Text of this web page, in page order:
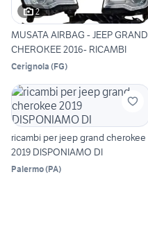
2
MUSATA AIRBAG - JEEP GRAND
CHEROKEE 2016- RICAMBI
Cerignola (FG)
ricambi per jeep grand cherokee
2019 DISPONIAMO DI
Palermo(PA)